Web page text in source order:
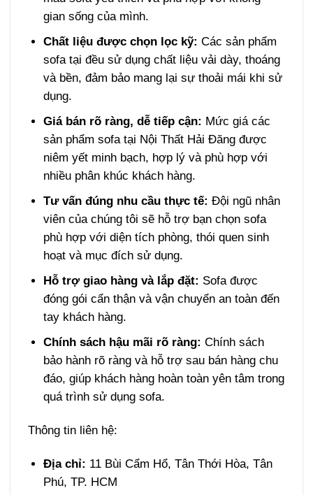
gian sống của mình.
Chất liệu được chọn lọc kỹ: Các sản phẩm
sofa tại đều sử dụng chất liệu vải dày, thoáng
và bền, đảm bảo mang lại sự thoải mái khi sử
dụng.
Giá bán rõ ràng, dễ tiếp cận: Mức giá các
sản phẩm sofa tại Nội Thất Hải Đăng được
niêm yết minh bạch, hợp lý và phù hợp với
nhiều phân khúc khách hàng.
Tư vấn đúng nhu cầu thực tế:Đội ngũ nhân
viên của chúng tôi sẽ hỗ trợ bạn chọn sofa
phù hợp với diện tích phòng, thói quen sinh
hoạt và mục đích sử dụng.
Hỗ trợ giao hàng và lắp đặt: Sofa được
đóng gói cẩn thận và vận chuyển an toàn đến
tay khách hàng.
Chính sách hậu mãi rõ ràng: Chính sách
bảo hành rõ ràng và hỗ trợ sau bán hàng chu
đáo, giúp khách hàng hoàn toàn yên tâm trong
quá trình sử dụng sofa.
Thông tin liên hệ:
Địa chỉ: 11 Bùi Cẩm Hổ, Tân Thới Hòa, Tân
Phú, TP. HCM